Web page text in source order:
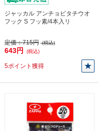
ジャッカル アンチョビタチウオ
フック S フッ素/4本入リ
定価：715円 (税込)
643円 (税込)
5ポイント獲得